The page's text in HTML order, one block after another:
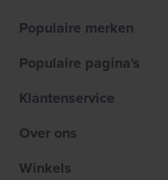
Populaire merken
Populaire pagina's
Klantenservice
Over ons
Winkels